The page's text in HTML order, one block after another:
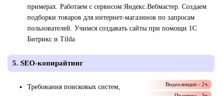
примерах. Работаем с сервисом Яндекс.Вебмастер. Создаем
подборки товаров для интернет-магазинов по запросам
пользователей. Учимся создавать сайты при помощи 1С
Битрикс и Tilda
5. SEO-копирайтинг
Видеолекции - 2ч.
Требования поисковых систем,